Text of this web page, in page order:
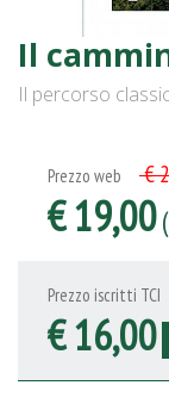
Il
Il percorso
Prezzo web €
€ 19,00
Prezzo iscritti TCI
€ 16,00